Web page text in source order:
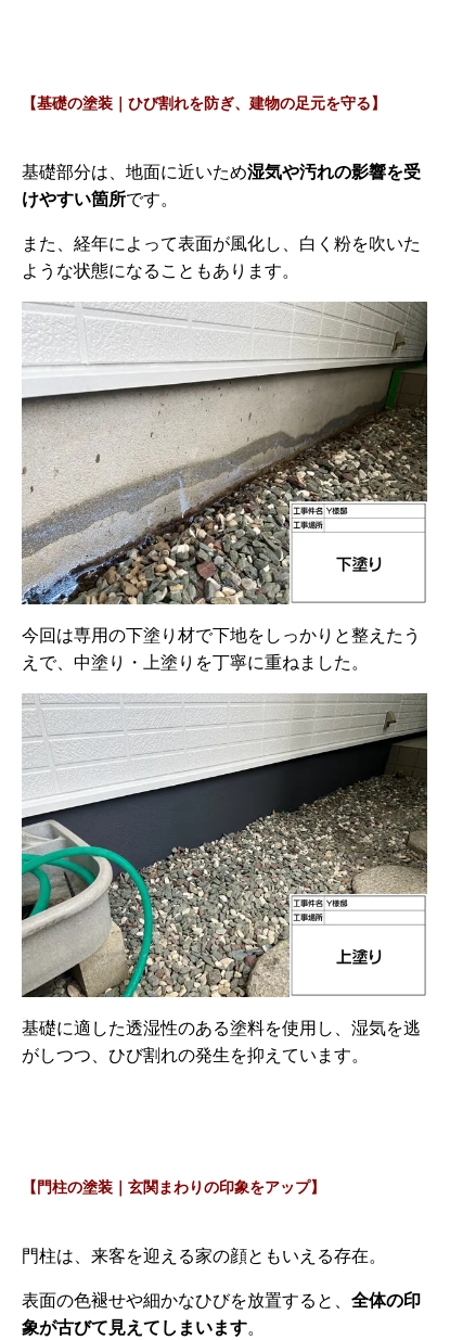
【基礎の塗装｜ひび割れを防ぎ、建物の足元を守る】
基礎部分は、地面に近いため湿気や汚れの影響を受
けやすい箇所です。
また、経年によって表面が風化し、白く粉を吹いた
ような状態になることもあります。
今回は専用の下塗り材で下地をしっかりと整えたう
えで、中塗り・上塗りを丁寧に重ねました。
基礎に適した透湿性のある塗料を使用し、湿気を逃
がしつつ、ひび割れの発生を抑えています。
【門柱の塗装｜玄関まわりの印象をアップ】
門柱は、来客を迎える家の顔ともいえる存在。
表面の色褪せや細かなひびを放置すると、 全体の印
象が古びて見えてしまいます。